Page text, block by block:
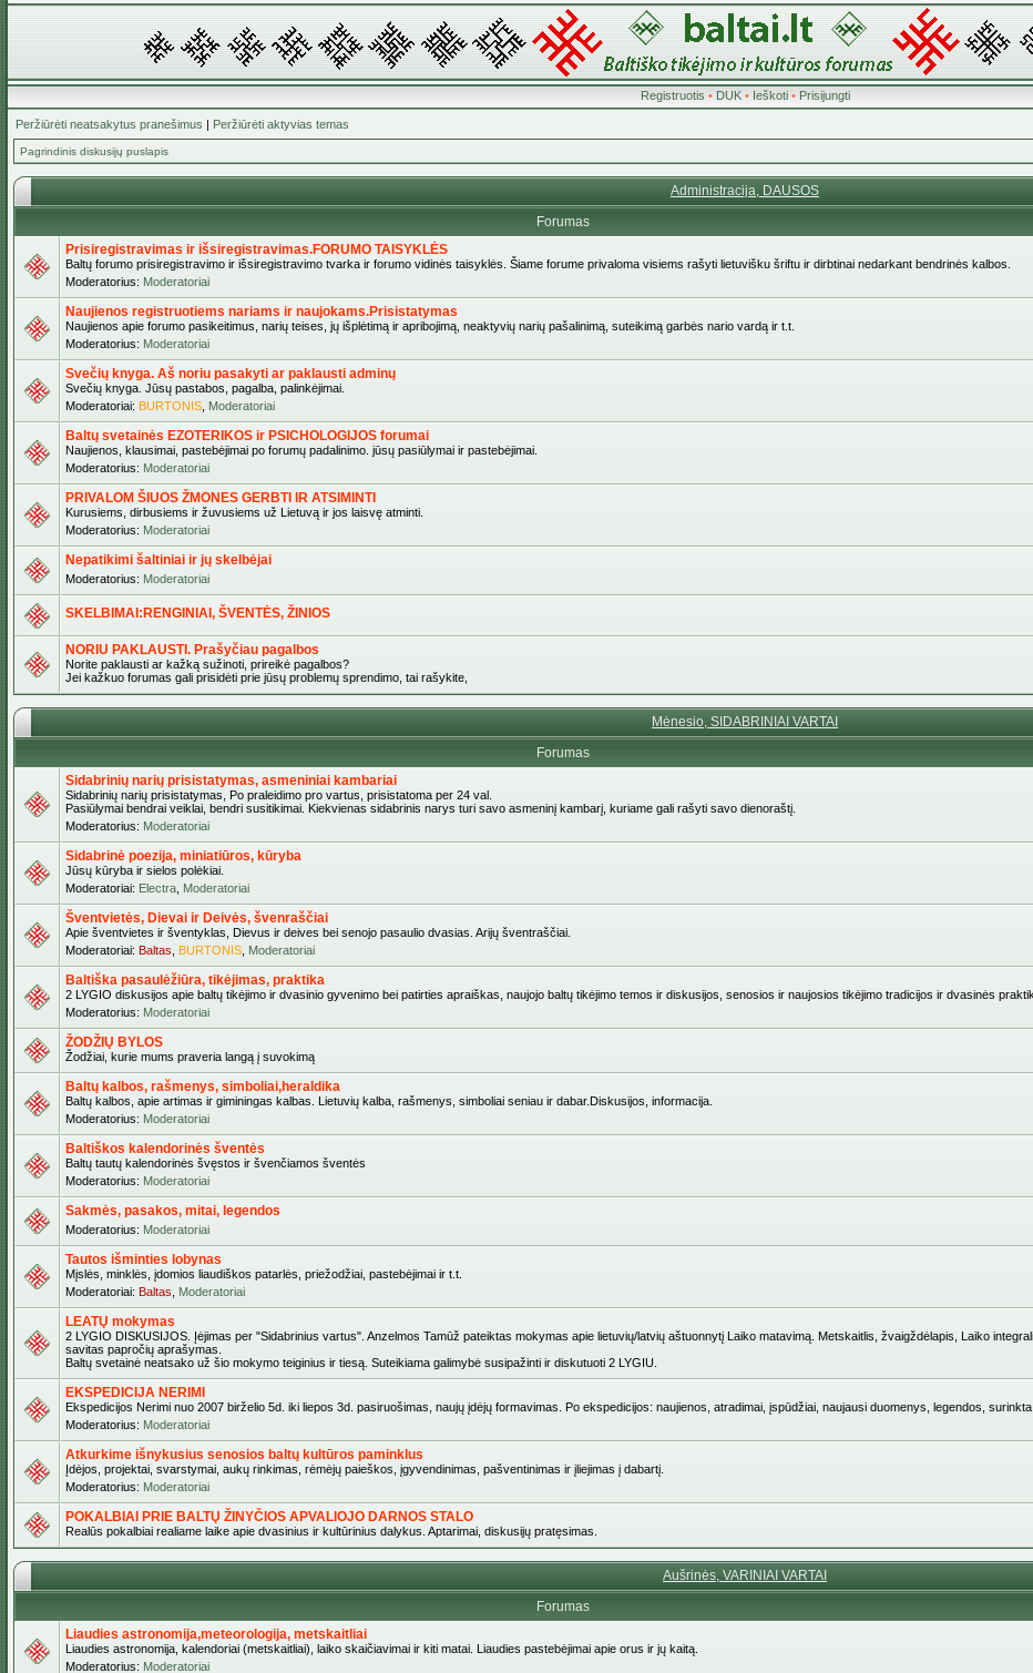
Registruotis • DUK• Ieškoti• Prisijungti
Peržiūrėti neatsakytus pranešimus | Peržiūrėti aktyvias temas
Pagrindinis diskusijų puslapis
Administracija, DAUSOS
Forumas
Prisiregistravimas ir išsiregistravimas.FORUMO TAISYKLĖS
Baltų forumo prisiregistravimo ir išsiregistravimo tvarka ir forumo vidinės taisyklės. Šiame forume privaloma visiems rašyti lietuvišku šriftu ir dirbtinai nedarkant bendrinės kalbos.
Moderatorius: Moderatoriai
Naujienos registruotiems nariams ir naujokams.Prisistatymas
Naujienos apie forumo pasikeitimus, narių teises, jų išplėtimą ir apribojimą, neaktyvių narių pašalinimą, suteikimą garbės nario vardą ir t.t.
Moderatorius: Moderatoriai
Svečių knyga. Aš noriu pasakyti ar paklausti adminų
Svečių knyga. Jūsų pastabos, pagalba, palinkėjimai.
Moderatoriai: BURTONIS Moderatoriai
Baltų svetainės EZOTERIKOS ir PSICHOLOGIJOS forumai
Naujienos, klausimai, pastebėjimai po forumų padalinimo. jūsų pasiūlymai ir pastebėjimai.
Moderatorius: Moderatoriai
PRIVALOM ŠIUOS ŽMONES GERBTI IR ATSIMINTI
Kurusiems, dirbusiems ir žuvusiems už Lietuvą ir jos laisvę atminti.
Moderatorius: Moderatoriai
Nepatikimi šaltiniai ir jų skelbėjai
Moderatorius: Moderatoriai
SKELBIMAI:RENGINIAI, ŠVENTĖS, ŽINIOS
NORIU PAKLAUSTI. Prašyčiau pagalbos
Norite paklausti ar kažką sužinoti, prireikė pagalbos?
Jei kažkuo forumas gali prisidėti prie jūsų problemų sprendimo, tai rašykite,
Mėnesio, SIDABRINIAI VARTAI
Forumas
Sidabrinių narių prisistatymas, asmeniniai kambariai
Sidabrinių narių prisistatymas, Po praleidimo pro vartus, prisistatoma per 24 val.
Pasiūlymai bendrai veiklai, bendri susitikimai. Kiekvienas sidabrinis narys turi savo asmeninį kambarį, kuriame gali rašyti savo dienoraštį.
Moderatorius: Moderatoriai
Sidabrinė poezija, miniatiūros, kūryba
Jūsų kūryba ir sielos polėkiai.
Moderatoriai: Electra Moderatoriai
Šventvietės, Dievai ir Deivės, švenraščiai
Apie šventvietes ir šventyklas, Dievus ir deives bei senojo pasaulio dvasias. Arijų šventraščiai.
Moderatoriai: Baltas BURTONIS Moderatoriai
Baltiška pasaulėžiūra, tikėjimas, praktika
2 LYGIO diskusijos apie baltų tikėjimo ir dvasinio gyvenimo bei patirties apraiškas, naujojo baltų tikėjimo temos ir diskusijos, senosios ir naujosios tikėjimo tradicijos ir dvasinės
Moderatorius: Moderatoriai
ŽODŽIŲ BYLOS
Žodžiai, kurie mums praveria langą į suvokimą
Baltų kalbos, rašmenys, simboliai,heraldika
Baltų kalbos, apie artimas ir giminingas kalbas. Lietuvių kalba, rašmenys, simboliai seniau ir dabar.Diskusijos, informacija.
Moderatorius: Moderatoriai
Baltiškos kalendorinės šventės
Baltų tautų kalendorinės švęstos ir švenčiamos šventės
Moderatorius: Moderatoriai
Sakmės, pasakos, mitai, legendos
Moderatorius: Moderatoriai
Tautos išminties lobynas
Mįslės, minklės, įdomios liaudiškos patarlės, priežodžiai, pastebėjimai ir t.t.
Moderatoriai: Baltas Moderatoriai
LEATŲ mokymas
2 LYGIO DISKUSIJOS. Įėjimas per "Sidabrinius vartus". Anzelmos Tamūž pateiktas mokymas apie lietuvių/latvių aštuonnytį Laiko matavimą. Metskaitlis, žvaigždėlapis, Laiko
savitas papročių aprašymas.
Baltų svetainė neatsako už šio mokymo teiginius ir tiesą. Suteikiama galimybė susipažinti ir diskutuoti 2 LYGIU.
EKSPEDICIJA NERIMI
Ekspedicijos Nerimi nuo 2007 birželio 5d. iki liepos 3d. pasiruošimas, naujų įdėjų formavimas. Po ekspedicijos: naujienos, atradimai, įspūdžiai, naujausi duomenys, legendos, surinkta
Moderatorius: Moderatoriai
Atkurkime išnykusius senosios baltų kultūros paminklus
Įdėjos, projektai, svarstymai, aukų rinkimas, rėmėjų paieškos, įgyvendinimas, pašventinimas ir įliejimas į dabartį.
Moderatorius: Moderatoriai
POKALBIAI PRIE BALTŲ ŽINYČIOS APVALIOJO DARNOS STALO
Realūs pokalbiai realiame laike apie dvasinius ir kultūrinius dalykus. Aptarimai, diskusijų pratęsimas.
Aušrinės, VARINIAI VARTAI
Forumas
Liaudies astronomija,meteorologija, metskaitliai
Liaudies astronomija, kalendoriai (metskaitliai), laiko skaičiavimai ir kiti matai. Liaudies pastebėjimai apie orus ir jų kaitą.
Moderatorius: Moderatoriai